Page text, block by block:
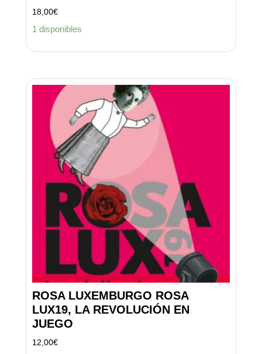
18,00€
1 disponibles
ROSA LUXEMBURGO ROSA
LUX19, LA REVOLUCIÓN EN
JUEGO
12,00€